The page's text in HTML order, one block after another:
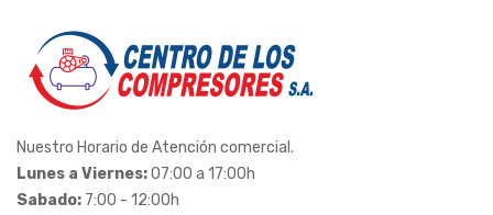
ITACORDAS
KORTEK
LEDAN
LENOX
Nuestro Horario de Atención comercial.
Lunes a Viernes:07:00 a 17:00h
Sabado: 7:00 - 12:00h